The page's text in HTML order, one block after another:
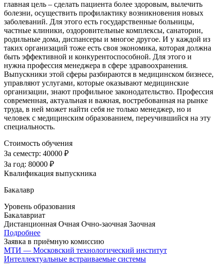
главная цель – сделать пациента более здоровым, вылечить
болезни, осуществить профилактику возникновения новых
заболеваний. Для этого есть государственные больницы,
частные клиники, оздоровительные комплексы, санатории,
родильные дома, диспансеры и многое другое. И у каждой из
таких организаций тоже есть своя экономика, которая должна
быть эффективной и конкурентоспособной. Для этого и
нужна профессия менеджера в сфере здравоохранения.
Выпускники этой сферы разбираются в медицинском бизнесе,
управляют услугами, которые оказывают медицинские
организации, знают профильное законодательство. Профессия
современная, актуальная и важная, востребованная на рынке
труда, в ней может найти себя не только менеджер, но и
человек с медицинским образованием, переучившийся на эту
специальность.
Стоимость обучения
За семестр: 40000 ₽
За год: 80000 ₽
Квалификация выпускника
Бакалавр
Уровень образования
Бакалавриат
Дистанционная Очная Очно-заочная Заочная
Подробнее
Заявка в приёмную комиссию
МТИ — Московский технологический институт
Интеллектуальные встраиваемые системы